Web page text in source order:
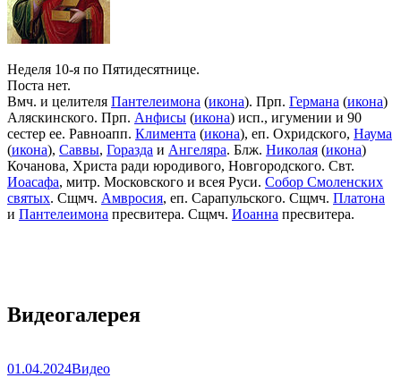
Неделя 10-я по Пятидесятнице.
Поста нет.
Вмч. и целителя Пантелеимона (икона). Прп. Германа (икона)
Аляскинского. Прп. Анфисы (икона) исп., игумении и 90
сестер ее. Равноапп. Климента (икона), еп. Охридского, Наума
(икона), Саввы, Горазда и Ангеляра. Блж. Николая (икона)
Кочанова, Христа ради юродивого, Новгородского. Свт.
Иоасафа, митр. Московского и всея Руси. Собор Смоленских
святых. Сщмч. Амвросия, еп. Сарапульского. Сщмч. Платона
и Пантелеимона пресвитера. Сщмч. Иоанна пресвитера.
Видеогалерея
01.04.2024Видео